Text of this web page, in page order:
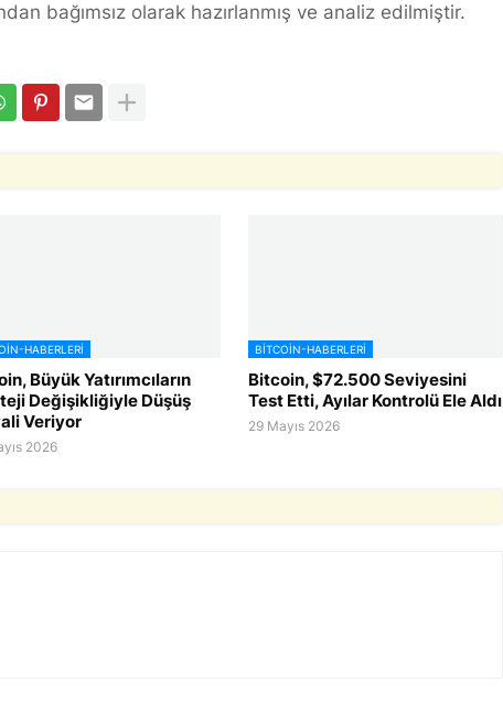
bağımsız olarak hazırlanmış ve analiz edilmiştir.
HABERLERI
Büyük Yatırımcıların
Değişikliğiyle Düşüş
Veriyor
2026
BITCOIN-HABERLERI
Bitcoin, $72.500 Seviyesini
Test Etti, Ayılar Kontrolü Ele Aldı
29 Mayıs 2026